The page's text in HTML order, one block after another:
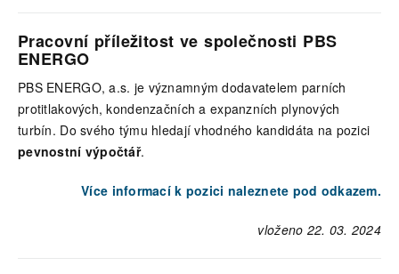
Pracovní příležitost ve společnosti PBS
ENERGO
PBS ENERGO, a.s. je významným dodavatelem parních
protitlakových, kondenzačních a expanzních plynových
turbín. Do svého týmu hledají vhodného kandidáta na pozici
pevnostní výpočtář.
Více informací k pozici naleznete pod odkazem.
vloženo 22. 03. 2024